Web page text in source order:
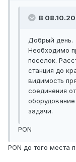
В
Добрый день.
Необходимо
поселок.
станция до
видимость
соединения
задачи.
PON
PON до того места